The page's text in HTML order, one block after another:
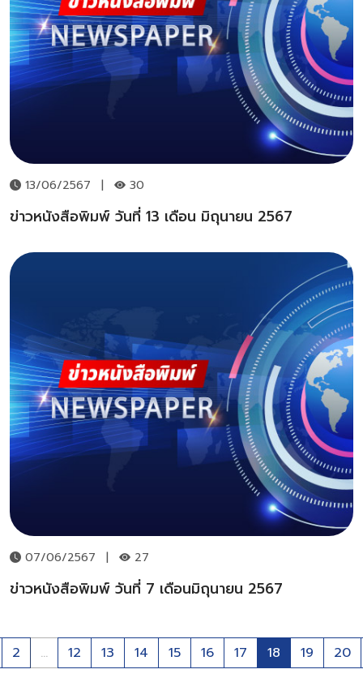
13/06/2567 | 30
ข่าวหนังสือพิมพ์ วันที่ 13 เดือน มิถุนายน 2567
07/06/2567 | 27
ข่าวหนังสือพิมพ์ วันที่ 7 เดือนมิถุนายน 2567
2 ... 12 13 14 15 16 17 18 19 20